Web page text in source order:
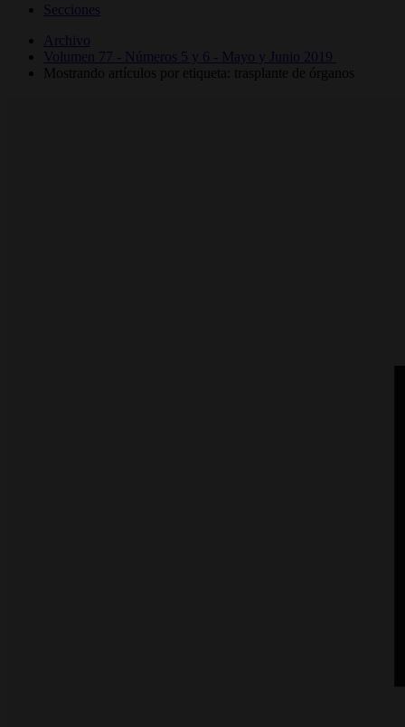
Secciones
Archivo
Volumen 77 - Números 5 y 6 - Mayo y Junio 2019
Mostrando artículos por etiqueta: trasplante de órganos